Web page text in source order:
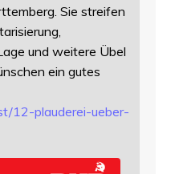
Sie streifen
und weitere Übel
ein gutes
12-plauderei-ueber-